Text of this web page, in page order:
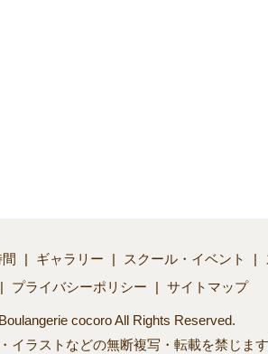
ギャラリー スクール・イベント
プライバシーポリシー サイトマップ
cocoro All Rights Reserved.
イラストなどの無断複写・転載を禁じます